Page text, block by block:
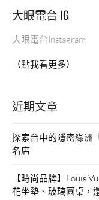
大眼電台 IG
大眼電台Instagram
（點我看更多）
近期文章
探索台中的隱密綠洲
名店
【時尚品牌】Louis
花坐墊、玻璃圓桌，